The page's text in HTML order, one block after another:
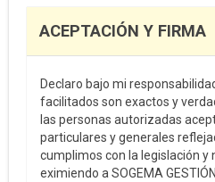
ACEPTACIÓN Y FIRMA
Declaro bajo mi
facilitados son exactos y
las personas autorizadas
particulares y generales
cumplimos con la legislación y
eximiendo a SOGEMA